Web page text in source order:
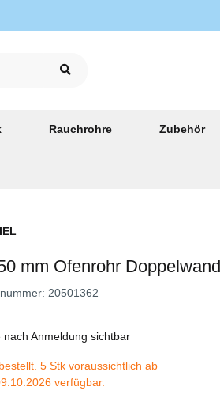
Rauchrohre Zubehör
mm Ofenrohr
20501362
nach Anmeldung sichtbar
5 Stk voraussichtlich ab
verfügbar.